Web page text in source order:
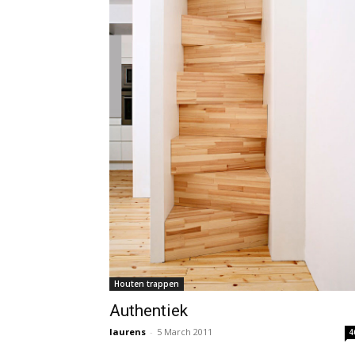
Houten trappen
Authentiek
laurens - 5 March 2011